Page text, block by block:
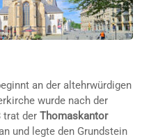
an der altehrwürdigen
wurde nach der
trat der Thomaskantor
und legte den Grundstein